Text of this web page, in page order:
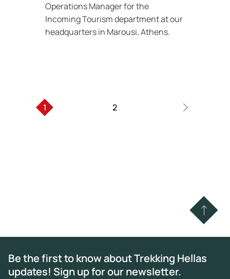
OperationsManagerfor the
Incoming Tourism department at our
headquarters in Marousi, Athens.
1 2
Be the first to know about Trekking Hellas
updates! Sign up for our newsletter.